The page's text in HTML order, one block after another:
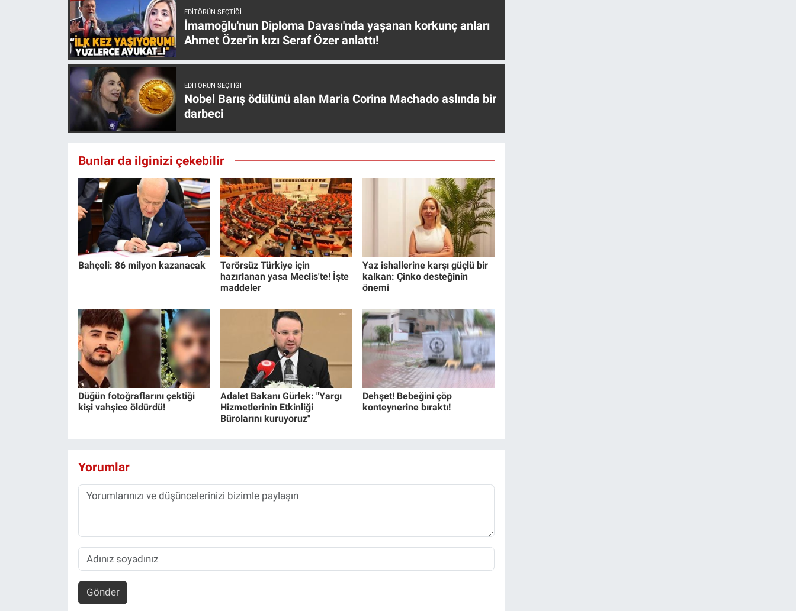
EDITÖRÜN SEÇTIĞI
İmamoğlu'nun Diploma Davası'nda yaşanan korkunç anları
Ahmet Özer'in kızı Seraf Özer anlattı!
EDITÖRÜN SEÇTIĞI
Nobel Barış ödülünü alan Maria Corina Machado aslında bir
darbeci
Bunlar da ilginizi çekebilir
Bahçeli: 86 milyon kazanacak
Terörsüz Türkiye için
hazırlanan yasa Meclis'te! İşte
maddeler
Yaz ishallerine karşı güçlü bir
kalkan: Çinko desteğinin
önemi
Düğün fotoğraflarını çektiği
kişi vahşice öldürdü!
Adalet Bakanı Gürlek: "Yargı
Hizmetlerinin Etkinliği
Bürolarını kuruyoruz"
Dehşet! Bebeğini çöp
konteynerine bıraktı!
Yorumlar
Gönder